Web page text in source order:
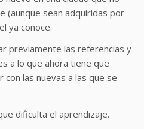
(aunque sean adquiridas por
ya conoce.
previamente las referencias y
a lo que ahora tiene que
las nuevas a las que se
dificulta el aprendizaje.